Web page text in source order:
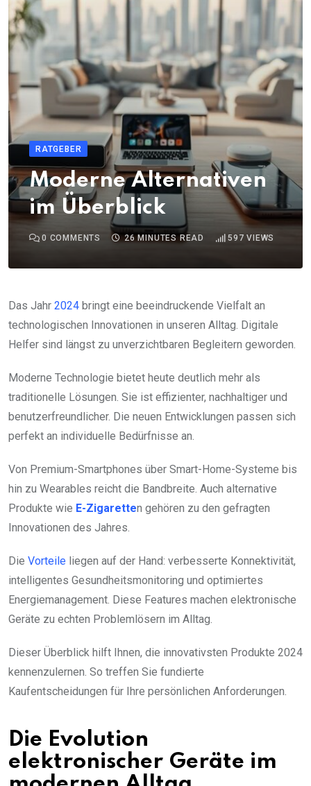
RATGEBER
Moderne Alternativen
im Überblick
0 COMMENTS 26 MINUTES READ 597 VIEWS
Das Jahr 2024 bringt eine beeindruckende Vielfalt an
technologischen Innovationen in unseren Alltag. Digitale
Helfer sind längst zu unverzichtbaren Begleitern geworden.
Moderne Technologie bietet heute deutlich mehr als
traditionelle Lösungen. Sie ist effizienter, nachhaltiger und
benutzerfreundlicher. Die neuen Entwicklungen passen sich
perfekt an individuelle Bedürfnisse an.
Von Premium-Smartphones über Smart-Home-Systeme bis
hin zu Wearables reicht die Bandbreite. Auch alternative
Produkte wie E-Zigaretten gehören zu den gefragten
Innovationen des Jahres.
Die Vorteile liegen auf der Hand: verbesserte Konnektivität,
intelligentes Gesundheitsmonitoring und optimiertes
Energiemanagement. Diese Features machen elektronische
Geräte zu echten Problemlösern im Alltag.
Dieser Überblick hilft Ihnen, die innovativsten Produkte 2024
kennenzulernen. So treffen Sie fundierte
Kaufentscheidungen für Ihre persönlichen Anforderungen.
Die Evolution
elektronischer Geräte im